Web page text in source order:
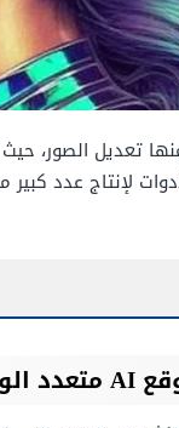
تعديل الصور،
لإنتاج عدد كبير
AIمتعدد